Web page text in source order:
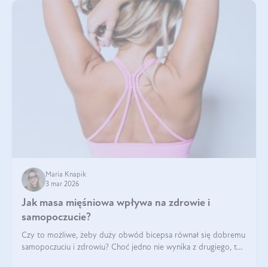
Maria Knapik
3 mar 2026
Jak masa mięśniowa wpływa na zdrowie i
samopoczucie?
Czy to możliwe, żeby duży obwód bicepsa równał się dobremu
samopoczuciu i zdrowiu? Choć jedno nie wynika z drugiego, to